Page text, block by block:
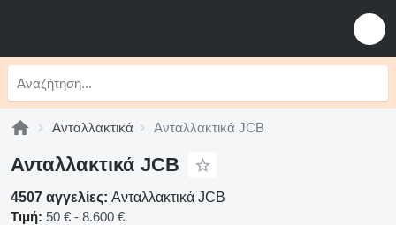
Ανταλλακτικά Ανταλλακτικά JCB
Ανταλλακτικά JCB
4507 αγγελίες: Ανταλλακτικά JCB
Τιμή: 50 € - 8.600 €